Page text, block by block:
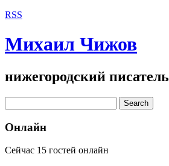
RSS
Михаил Чижов
нижегородский писатель
Онлайн
Сейчас 15 гостей онлайн